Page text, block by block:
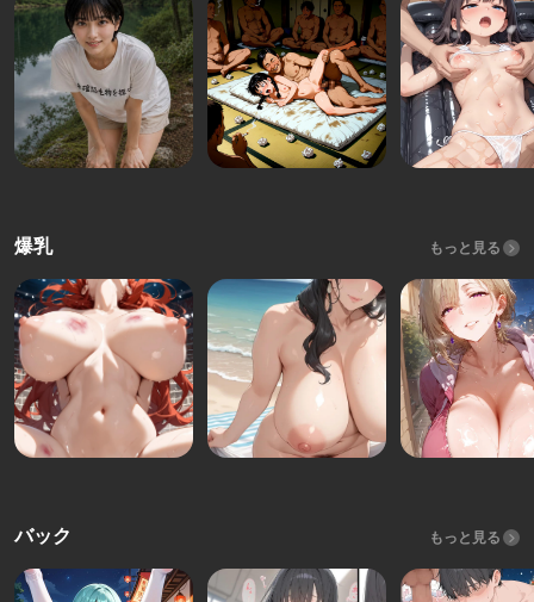
爆乳 もっと見る
バック もっと見る